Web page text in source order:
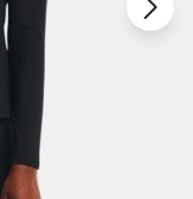
Kayıt Ol
var mı? Giriş yap